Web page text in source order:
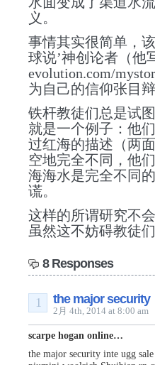
义。
事情其实很简单，
球说’神创论者（他
evolution.com/
为自己的信仰张目辩
铁杆教徒们总是试
就是一个例子：他
过红海的描述（两
空地完全不同，他
海海水是完全不同
谎。
这样的所谓研究不
虽然这不妨碍教徒
8 Responses
the major security
2月 4th, 2014 at 8:00 am
1
scarpe hogan online…
the major security inte ugg